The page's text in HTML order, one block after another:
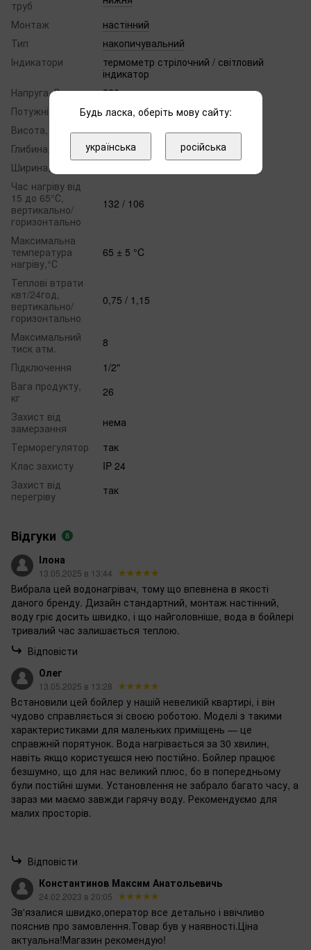
труб
Монтаж
настінний
Тип
накопичувальний
Індикатори
термометр стрілочний / світловий
індикатор
Напруга, В
220
Потужність, кВт
2.1
Висота, мм
1224
Глибина, мм
400
Ширина, мм
Час нагріву від
15 до 65°С,
вертикально/
горизонтально
132 / 106
Максимальна
температура
нагріву,°С
65 ± 5 °C
Теплові втрати
квт/24год,
вертикально/
горизонтально
0,75 / 1,15
Максимальний
тиск атм.
8
Підключення
1/2"
Вага продукту,
кг
26
Захист від
замерзання
нема
Терморегулятор
так
Клас захисту
IP 24
Захист від
перегріву
так
Відгуки 8
Ілона
13.05.2025 в 13:44
Вибрала цей водонагрівач, тому що впевнена в якості
даного бренду. Дизайн стандартний, монтаж настінний,
воду гріє досить швидко, і що найголовніше, вода в бойлері
тривалий час залишається теплою.
Відповісти
Олег
13.05.2025 в 13:28
Встановили цей бойлер у нашій невеликій квартирі, і він
чудово справляється зі своєю роботою. Моделі з такими
характеристиками для маленьких приміщень — це
справжній порятунок. Вода нагрівається за 30 хвилин,
навіть якщо користуєшся нею постійно. Бойлер працює
безшумно, що для нас великий плюс, бо в попередньому
були постійні шуми. Установлення не забрало багато часу, а
зараз ми маємо завжди гарячу воду. Рекомендуємо для
малих просторів.
Відповісти
Константинов Максим Анатольевичь
24.02.2023 в 20:05
Зв'язалися швидко,оператор все детально і ввічливо
пояснив про замовлення.Товар був у наявності.Ціна
актуальна!Магазин рекомендую!
Будь ласка, оберіть мову сайту:
українська російська